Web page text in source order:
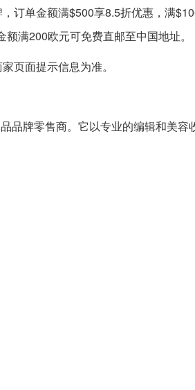
订单金额满$500享8.5折优惠，满
满200欧元可免费直邮至中国地址。
页面提示信息为准。
品牌零售商。它以专业的编辑和美容